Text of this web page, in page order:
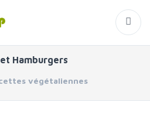
et Hamburgers
végétaliennes